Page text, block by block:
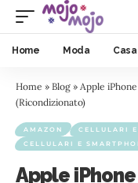
Home Moda
Home » Blog » Apple
(Ricondizionato)
AMAZON
CELLULARI
CELLULARI E
Apple iPhone